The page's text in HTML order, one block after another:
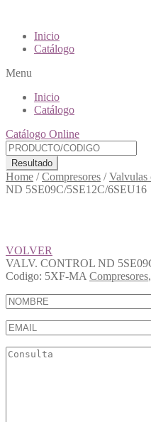
Inicio
Catálogo
Menu
Inicio
Catálogo
Catálogo Online
Resultado
Home /Compresores /Valvulas
ND 5SE09C/5SE12C/6SEU16
VOLVER
VALV. CONTROL ND
Codigo: 5XF-MA Compresores,